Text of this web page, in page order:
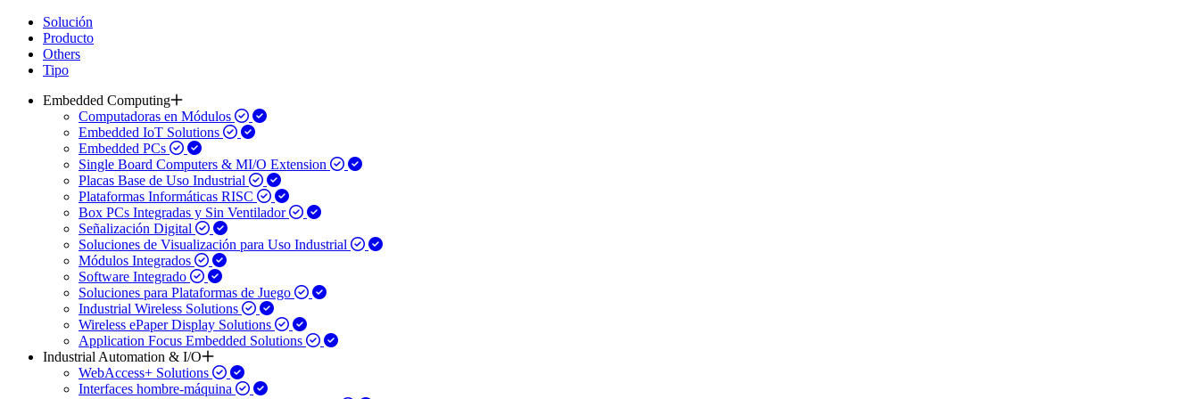
Solución
Producto
Others
Tipo
Embedded Computing
Computadoras en Módulos
Embedded IoT Solutions
Embedded PCs
Single Board Computers & MI/O Extension
Placas Base de Uso Industrial
Plataformas Informáticas RISC
Box PCs Integradas y Sin Ventilador
Señalización Digital
Soluciones de Visualización para Uso Industrial
Módulos Integrados
Software Integrado
Soluciones para Plataformas de Juego
Industrial Wireless Solutions
Wireless ePaper Display Solutions
Application Focus Embedded Solutions
Industrial Automation & I/O
WebAccess+ Solutions
Interfaces hombre-máquina